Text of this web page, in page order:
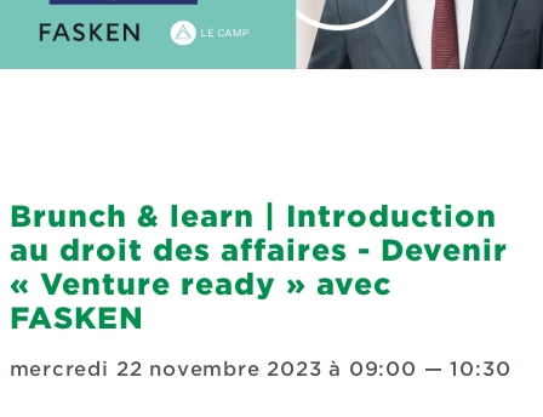
Brunch & learn | Introduction
au droit des affaires - Devenir
« Venture ready » avec
FASKEN
mercredi 22 novembre 2023 à 09:00 —10:30